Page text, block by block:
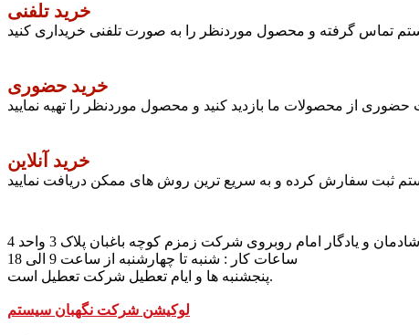
خرید تلفنی
تماس گرفته و محصول موردنظر را به صورت تلفنی خریداری کنید
خرید حضوری
از محصولات ما بازدید کنید و محصول موردنظر را تهیه نمایید
خرید آنلاین
ثبت سفارش کرده و به سریع ترین روش های ممکن دریافت نمایید
و یادگار امام روبروی شرکت زمزم کوچه باغبان پلاک 3 واحد 4
پنجشنبه ها و ایام تعطیل شرکت تعطیل است.
لوکیشن شرکت نگهبان سیستم